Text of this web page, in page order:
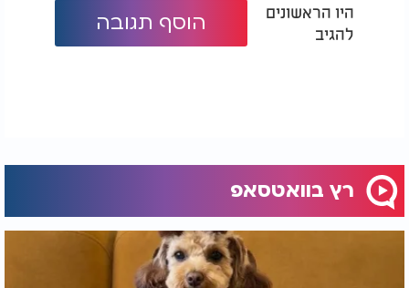
היו הראשונים
להגיב
הוסף תגובה
רץ בוואטסאפ